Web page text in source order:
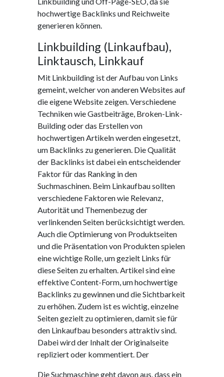
hochwertige Backlinks und Reichweite
generieren können.
Linkbuilding (Linkaufbau),
Linktausch, Linkkauf
Mit Linkbuilding ist der Aufbau von Links
gemeint, welcher von anderen Websites auf
die eigene Website zeigen. Verschiedene
Techniken wie Gastbeiträge, Broken-Link-
Building oder das Erstellen von
hochwertigen Artikeln werden eingesetzt,
um Backlinks zu generieren. Die Qualität
der Backlinks ist dabei ein entscheidender
Faktor für das Ranking in den
Suchmaschinen. Beim Linkaufbau sollten
verschiedene Faktoren wie Relevanz,
Autorität und Themenbezug der
verlinkenden Seiten berücksichtigt werden.
Auch die Optimierung von Produktseiten
und die Präsentation von Produkten spielen
eine wichtige Rolle, um gezielt Links für
diese Seiten zu erhalten. Artikel sind eine
effektive Content-Form, um hochwertige
Backlinks zu gewinnen und die Sichtbarkeit
zu erhöhen. Zudem ist es wichtig, einzelne
Seiten gezielt zu optimieren, damit sie für
den Linkaufbau besonders attraktiv sind.
Dabei wird der Inhalt der Originalseite
repliziert oder kommentiert. Der
Die Suchmaschine geht davon aus, dass ein